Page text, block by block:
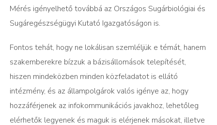
Mérés igényelhető továbbá az Országos Sugárbiológiai és
Sugáregészségügyi Kutató Igazgatóságon is.
Fontos tehát, hogy ne lokálisan szemléljük e témát, hanem
szakemberekre bízzuk a bázisállomások telepítését,
hiszen mindeközben minden közfeladatot is ellátó
intézmény, és az állampolgárok valós igénye az, hogy
hozzáférjenek az infokommunikációs javakhoz, lehetőleg
elérhetők legyenek és maguk is elérjenek másokat, illetve